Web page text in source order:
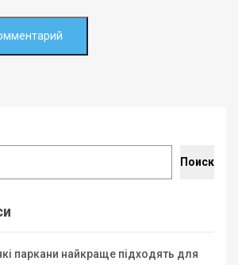
Поиск
паркани найкраще підходять для